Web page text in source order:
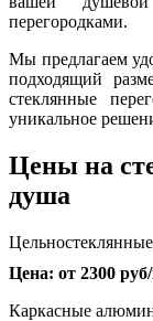
перегородками.
Мы предлагаем
подходящий
стеклянные
уникальное
Цены на
душа
Цена: от 2300
Каркасные